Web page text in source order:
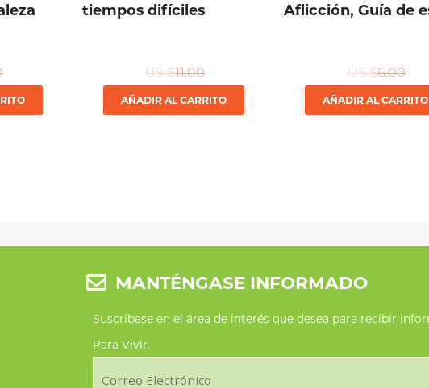
tiempos difíciles
US $11.00
AÑADIR AL CARRITO
Aflicción, Guía de
US $6.00
AÑADIR AL CARRITO
MANTÉNGASE INFORMADO
Suscríbase en el área de interés que desea para recibir
Para Vivir.